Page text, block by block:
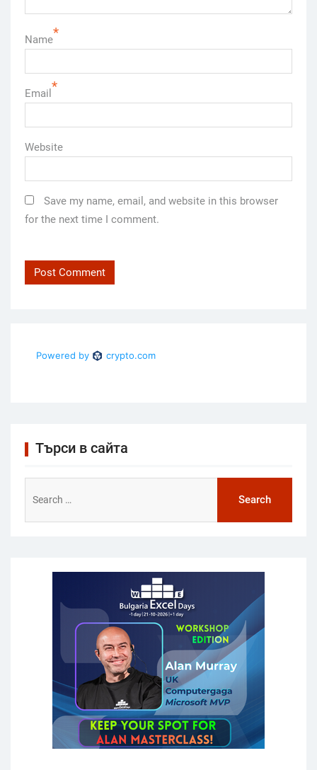
Name*
Email *
Website
Save my name, email, and website in this browser
for the next time I comment.
Търси в сайта
for: